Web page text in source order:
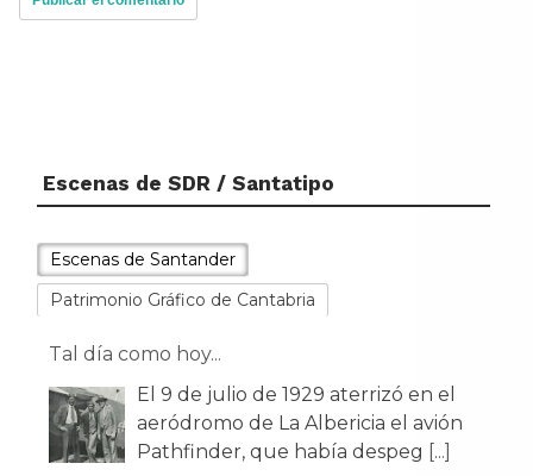
Escenas de SDR / Santatipo
Escenas de Santander
Patrimonio Gráfico de Cantabria
Tal día como hoy...
El 9 de julio de 1929 aterrizó en el
aeródromo de La Albericia el avión
Pathfinder, que había despeg
[...]